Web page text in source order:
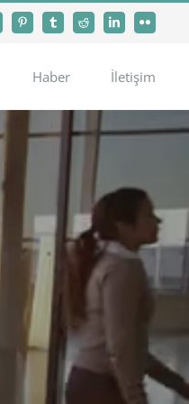
PinterestTumblrReddit LinkedInFlickr
Haber İletişim